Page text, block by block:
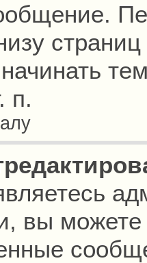
п.
вы можете